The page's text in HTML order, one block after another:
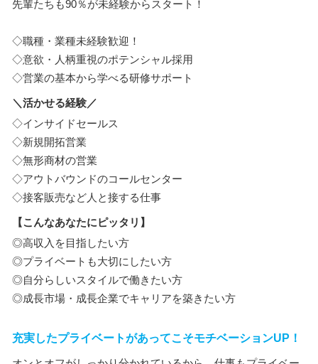
先輩たちも90％が未経験からスタート！
◇職種・業種未経験歓迎！
◇意欲・人柄重視のポテンシャル採用
◇営業の基本から学べる研修サポート
＼活かせる経験／
◇インサイドセールス
◇新規開拓営業
◇無形商材の営業
◇アウトバウンドのコールセンター
◇接客販売など人と接する仕事
【こんなあなたにピッタリ】
◎高収入を目指したい方
◎プライベートも大切にしたい方
◎自分らしいスタイルで働きたい方
◎成長市場・成長企業でキャリアを築きたい方
充実したプライベートがあってこそモチベーションUP！